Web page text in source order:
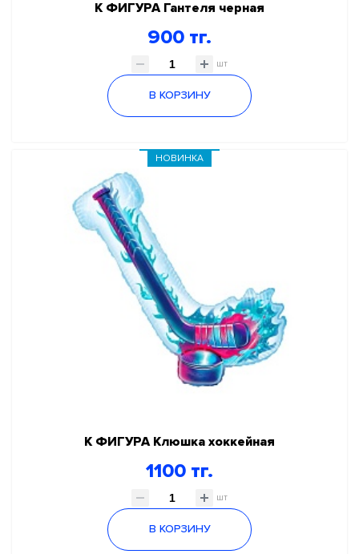
К ФИГУРА Гантеля черная
900 тг.
шт
В КОРЗИНУ
К ФИГУРА Клюшка хоккейная
1100 тг.
шт
В КОРЗИНУ
НОВИНКА